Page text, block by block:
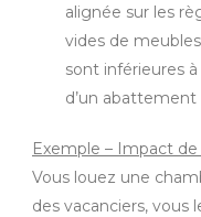
alignée sur les
vides de
sont inférieures
d’un abattement
Exemple – Impact
Vous louez une
des vacanciers, vous